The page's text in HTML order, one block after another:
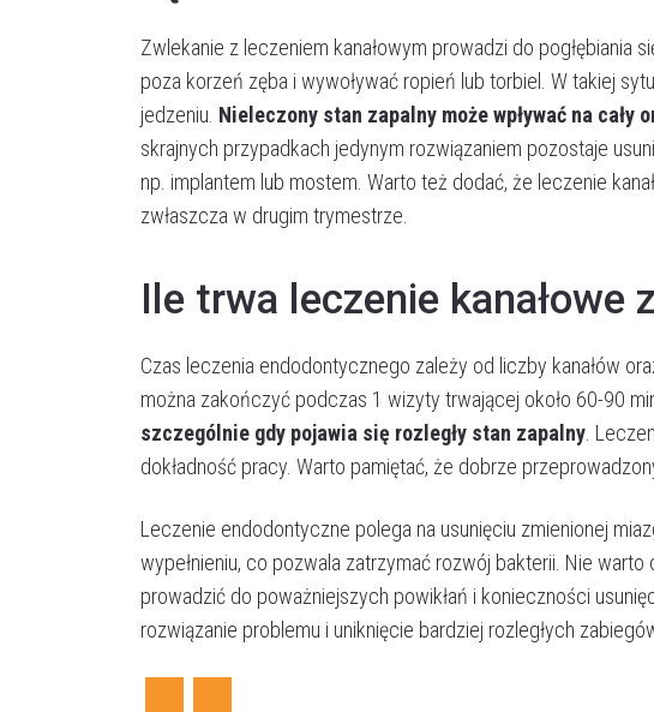
Zwlekanie z leczeniem kanałowym prowadzi do pogłębiania
poza korzeń zęba i wywoływać ropień lub torbiel. W takiej
jedzeniu. Nieleczony stan zapalny może wpływać na
skrajnych przypadkach jedynym rozwiązaniem pozostaje
np. implantem lub mostem. Warto też dodać, że leczenie
zwłaszcza w drugim trymestrze.
Ile trwa leczenie kanałowe
Czas leczenia endodontycznego zależy od liczby kanałów
można zakończyć podczas 1 wizyty trwającej około 60-90
szczególnie gdy pojawia się rozległy stan zapalny .
dokładność pracy. Warto pamiętać, że dobrze
Leczenie endodontyczne polega na usunięciu zmienionej
wypełnieniu, co pozwala zatrzymać rozwój bakterii. Nie
prowadzić do poważniejszych powikłań i konieczności
rozwiązanie problemu i uniknięcie bardziej rozległych
Akceptuję
WYŚLIJ